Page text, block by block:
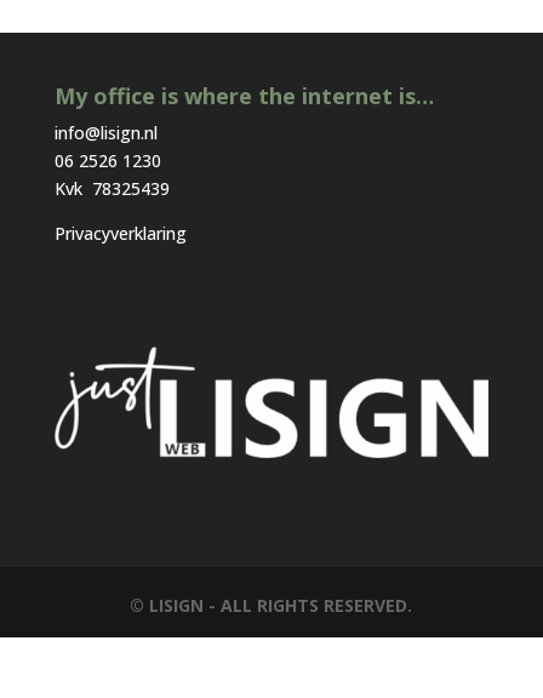
My office is where the internet is…
info@lisign.nl
06 2526 1230
Kvk 78325439
Privacyverklaring
© LISIGN - ALL RIGHTS RESERVED.